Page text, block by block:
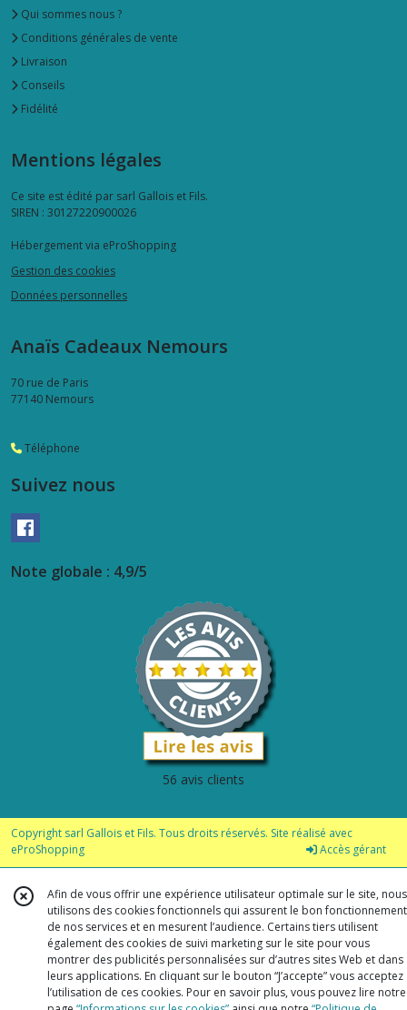
Qui sommes nous ?
Conditions générales de vente
Livraison
Conseils
Fidélité
Mentions légales
Ce site est édité par sarl Gallois et Fils.
SIREN : 30127220900026
Hébergement via eProShopping
Gestion des cookies
Données personnelles
Anaïs Cadeaux Nemours
70 rue de Paris
77140 Nemours
Téléphone
Suivez nous
Note globale : 4,9/5
56 avis clients
Copyright sarl Gallois et Fils. Tous droits réservés. Site réalisé avec
eProShopping
Accès gérant
Afin de vous offrir une expérience utilisateur optimale sur le site, nous
utilisons des cookies fonctionnels qui assurent le bon fonctionnement
de nos services et en mesurent l’audience. Certains tiers utilisent
également des cookies de suivi marketing sur le site pour vous
montrer des publicités personnalisées sur d’autres sites Web et dans
leurs applications. En cliquant sur le bouton “J’accepte” vous acceptez
l’utilisation de ces cookies. Pour en savoir plus, vous pouvez lire notre